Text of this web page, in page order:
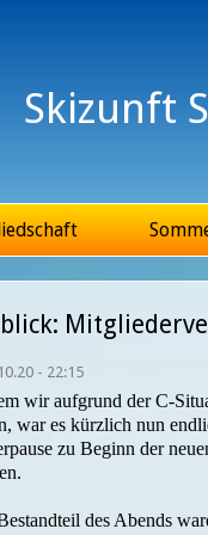
Skizunft
- 22:15
wir aufgrund der C-
war es kürzlich nun
zu Beginn der
des Abends